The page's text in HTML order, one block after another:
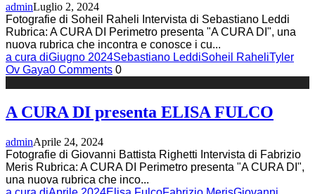
adminLuglio 2, 2024
Fotografie di Soheil Raheli Intervista di Sebastiano Leddi
Rubrica: A CURA DI Perimetro presenta "A CURA DI", una
nuova rubrica che incontra e conosce i cu...
a cura diGiugno 2024Sebastiano LeddiSoheil RaheliTyler
Ov Gaya0 Comments 0
A CURA DI presenta ELISA FULCO
adminAprile 24, 2024
Fotografie di Giovanni Battista Righetti Intervista di Fabrizio
Meris Rubrica: A CURA DI Perimetro presenta "A CURA DI",
una nuova rubrica che inco...